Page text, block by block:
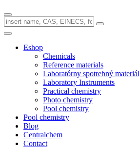
Eshop
Chemicals
Reference materials
Laboratórny spotrebný materiál
Laboratory Instruments
Practical chemistry
Photo chemistry
Pool chemistry
Pool chemistry
Blog
Centralchem
Contact